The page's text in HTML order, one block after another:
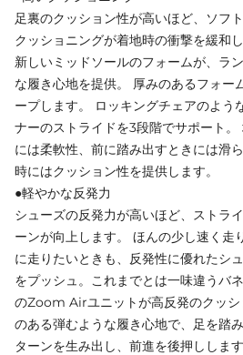
足裏のクッション性が高いほど、ソフ
クッショニングが着地時の衝撃を緩和
新しいミッドソールのフォームが、ラ
な履き心地を提供。 厚みのあるフォー
ープします。 ロッキングチェアのよう
ナーのストライドを3段階でサポート。
には柔軟性、前に踏み出すときには滑
時にはクッション性を提供します。
●軽やかな反発力
シューズの反発力が高いほど、ストラ
ーンが向上します。 ほんの少し速く走
に走りたいときも、反発性に優れたシ
をプッシュ。これまでとは一味違うバ
のZoom Airユニットが高反発のクッシ
のある弾むような履き心地で、足を踏
ターンを生み出し、前進を後押しします